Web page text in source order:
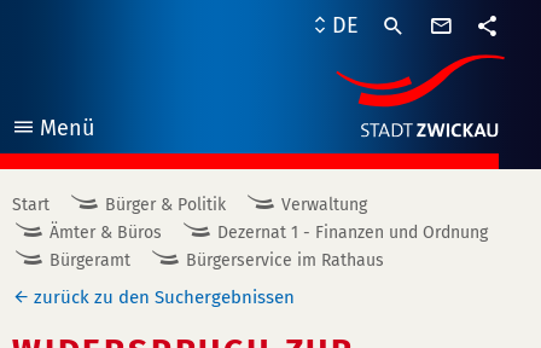
Menü
öffnen
DE
Start Bürger & Politik
Verwaltung
Ämter & Büros
Dezernat 1 - Finanzen und Ordnung
Bürgeramt
Bürgerservice im Rathaus
zurück zu den Suchergebnissen